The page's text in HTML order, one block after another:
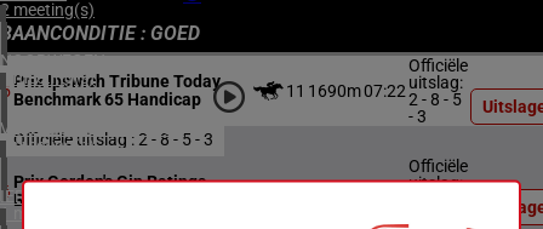
2 meeting(s)
NOORWEGEN
1 meeting(s)
VERENIGD KONINKRIJK
3 meeting(s)
IERLAND
1 meeting(s)
BAANCONDITIE : GOED
5Prix Ipswich Tribune Today
Benchmark 65 Handicap
11 1690m07:22
Officiële
uitslag:
2 - 8 - 5
- 3
Officiële uitslag : 2 - 8 - 5 - 3
6Prix Gordon's Gin Ratings
Band 0 - 60 Handicap
Officiële
uitslag: